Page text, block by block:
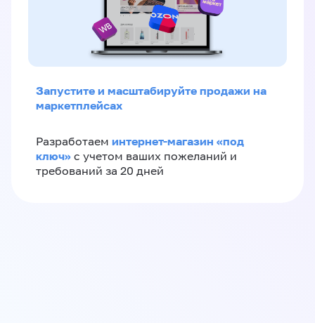
Запустите и масштабируйте продажи на
маркетплейсах
Разработаем интернет-магазин «‎под
ключ»‎ с учетом ваших пожеланий и
требований за 20 дней